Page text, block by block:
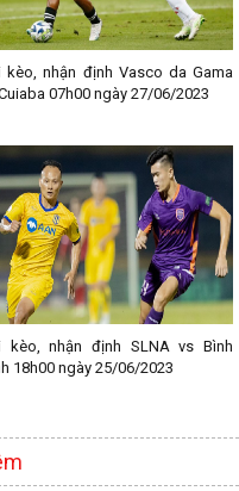
kèo, nhận định Vasco da Gama
07h00 ngày 27/06/2023
kèo, nhận định SLNA vs Bình
18h00 ngày 25/06/2023